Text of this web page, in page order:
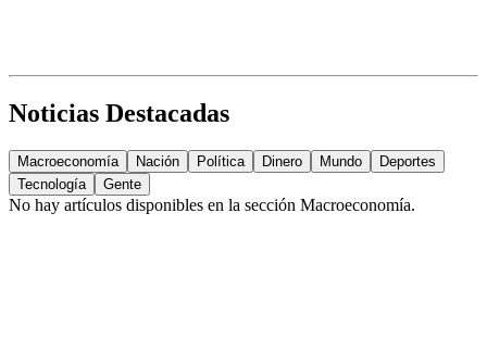
Noticias Destacadas
Macroeconomía Nación Política Dinero Mundo
Deportes
Tecnología
Gente
No hay artículos disponibles en la sección Macroeconomía.